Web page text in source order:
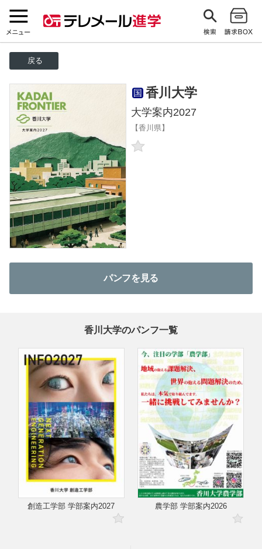
戻る
国 香川大学
大学案内2027
【香川県】
パンフを見る
香川大学のパンフ一覧
創造工学部 学部案内2027 農学部 学部案内2026